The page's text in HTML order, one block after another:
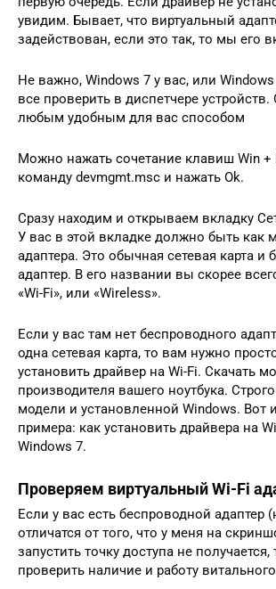
увидим. Бывает, что виртуальный
задействован, если это так, то мы его
Не важно, Windows 7 у вас, или
все проверить в диспетчере устройств.
любым удобным для вас способом
Можно нажать сочетание клавиш Win +
команду devmgmt.msc и нажать Ok.
Сразу находим и открываем вкладку
У вас в этой вкладке должно быть как
адаптера. Это обычная сетевая карта и
адаптер. В его названии вы скорее
«Wi-Fi», или «Wireless».
Если у вас там нет беспроводного
одна сетевая карта, то вам нужно
установить драйвер на Wi-Fi. Скачать
производителя вашего ноутбука.
модели и установленной Windows. Вот
примера: как установить драйвера на
Windows 7.
Проверяем виртуальный Wi-Fi
Если у вас есть беспроводной адаптер
отличатся от того, что у меня на
запустить точку доступа не
проверить наличие и работу